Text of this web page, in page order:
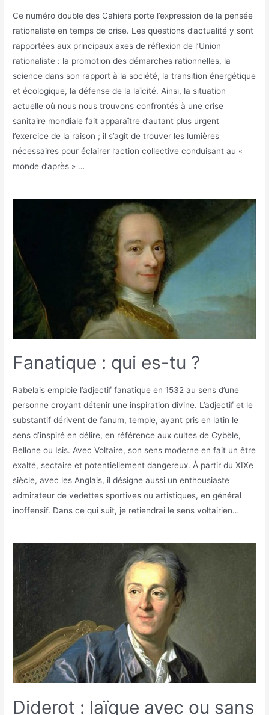
Ce numéro double des Cahiers porte l’expression de la pensée
rationaliste en temps de crise. Les questions d’actualité y sont
rapportées aux principaux axes de réflexion de l’Union
rationaliste : la promotion des démarches rationnelles, la
science dans son rapport à la société, la transition énergétique
et écologique, la défense de la laïcité. Ainsi, la situation
actuelle où nous nous trouvons confrontés à une crise
sanitaire mondiale fait apparaître d’autant plus urgent
l’exercice de la raison ; il s’agit de trouver les lumières
nécessaires pour éclairer l’action collective conduisant au «
monde d’après » …
Fanatique : qui es-tu ?
Rabelais emploie l’adjectif fanatique en 1532 au sens d’une
personne croyant détenir une inspiration divine. L’adjectif et le
substantif dérivent de fanum, temple, ayant pris en latin le
sens d’inspiré en délire, en référence aux cultes de Cybèle,
Bellone ou Isis. Avec Voltaire, son sens moderne en fait un être
exalté, sectaire et potentiellement dangereux. À partir du XIXe
siècle, avec les Anglais, il désigne aussi un enthousiaste
admirateur de vedettes sportives ou artistiques, en général
inoffensif. Dans ce qui suit, je retiendrai le sens voltairien…
Diderot : laïque avec ou sans